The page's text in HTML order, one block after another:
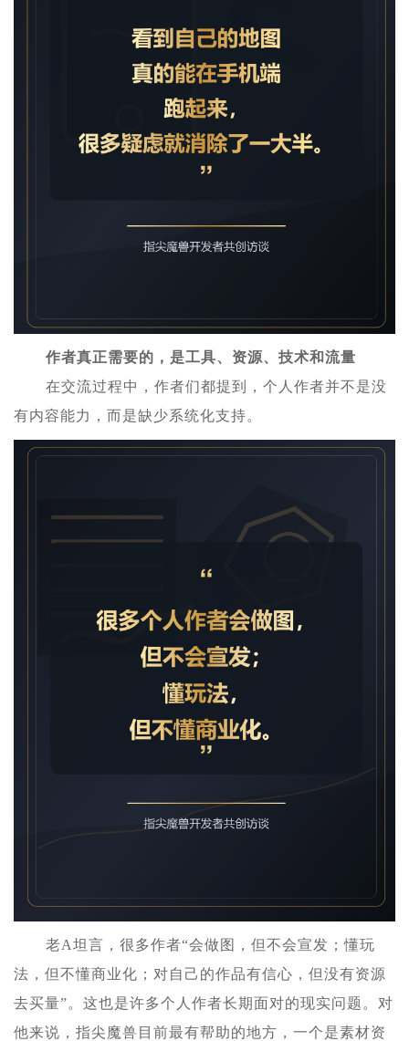
作者真正需要的，是工具、资源、技术和流量
在交流过程中，作者们都提到，个人作者并不是没
有内容能力，而是缺少系统化支持。
老A坦言，很多作者“会做图，但不会宣发；懂玩
法，但不懂商业化；对自己的作品有信心，但没有资源
去买量”。这也是许多个人作者长期面对的现实问题。对
他来说，指尖魔兽目前最有帮助的地方，一个是素材资